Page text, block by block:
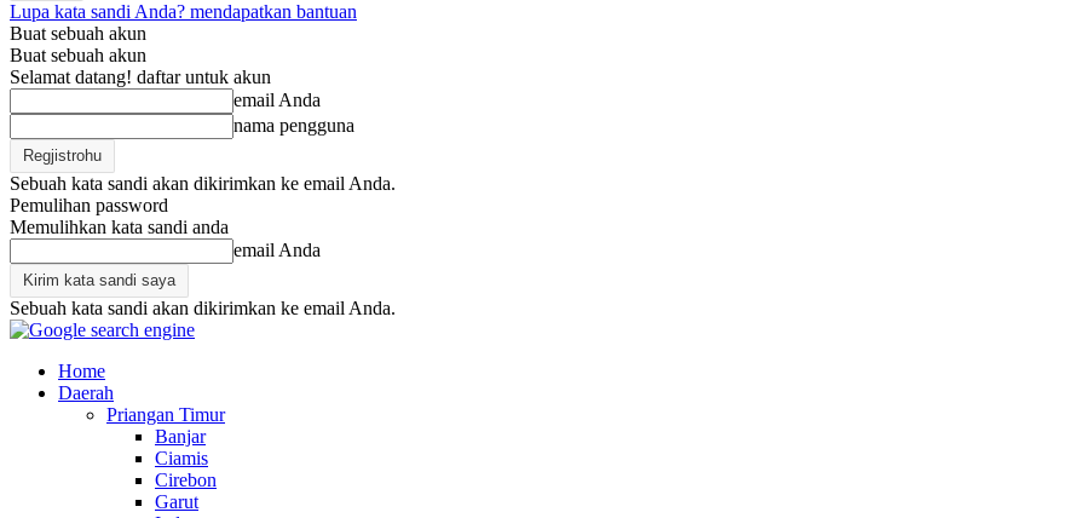
Lupa kata sandi Anda? mendapatkan bantuan
Buat sebuah akun
Buat sebuah akun
Selamat datang! daftar untuk akun
email Anda
nama pengguna
Sebuah kata sandi akan dikirimkan ke email Anda.
Pemulihan password
Memulihkan kata sandi anda
email Anda
Sebuah kata sandi akan dikirimkan ke email Anda.
Home
Daerah
Priangan Timur
Banjar
Ciamis
Cirebon
Garut